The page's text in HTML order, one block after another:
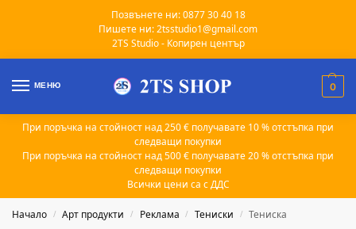
Позвънете ни: 0877 30 40 18
Пишете ни: 2tsstudio1@gmail.com
2TS Studio - Копирен център
МЕНЮ 0
При поръчка на стойност над 250 € получавате 10 % отстъпка при
следващи покупки
При поръчка на стойност над 500 € получавате 20 % отстъпка при
следващи покупки
Всички цени са с ДДС
Начало / Арт продукти / Реклама / Тениски / Тениска